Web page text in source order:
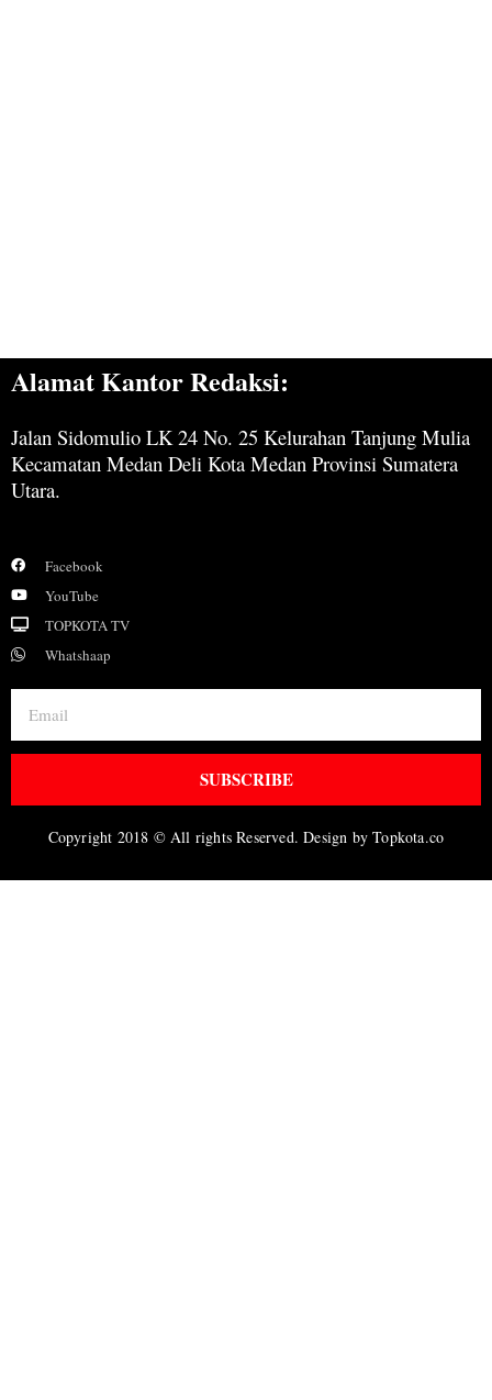
Alamat Kantor Redaksi:
Jalan Sidomulio LK 24 No. 25 Kelurahan Tanjung Mulia
Kecamatan Medan Deli Kota Medan Provinsi Sumatera
Utara.
Facebook
YouTube
TOPKOTA TV
Whatshaap
SUBSCRIBE
Copyright 2018 © All rights Reserved. Design by Topkota.co